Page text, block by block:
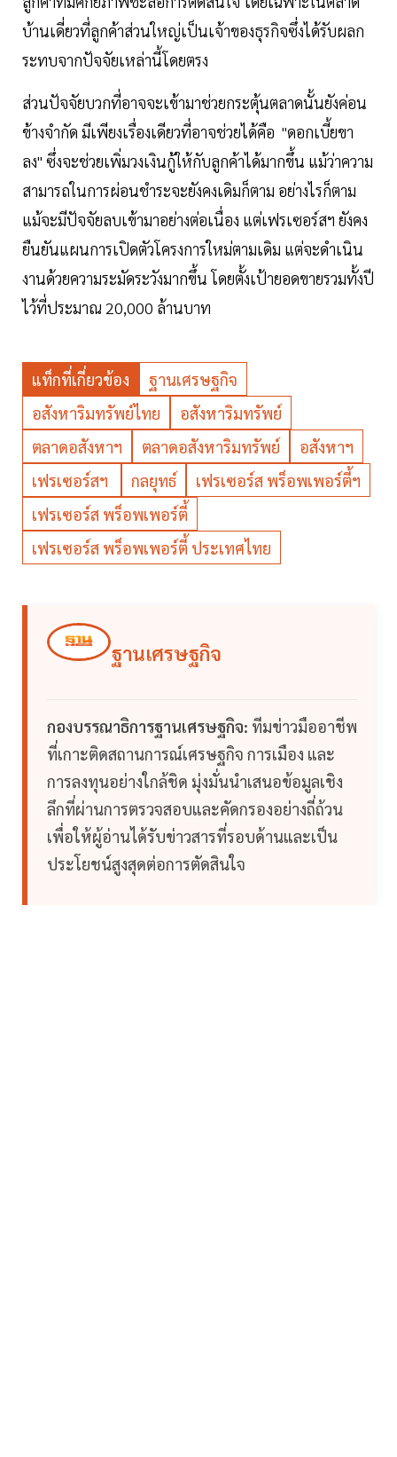
บ้านเดี่ยวที่ลูกค้าส่วนใหญ่เป็นเจ้าของธุรกิจซึ่งได้รับผลก
ระทบจากปัจจัยเหล่านี้โดยตรง
ส่วนปัจจัยบวกที่อาจจะเข้ามาช่วยกระตุ้นตลาดนั้นยังค่อน
ข้างจำกัด มีเพียงเรื่องเดียวที่อาจช่วยได้คือ "ดอกเบี้ยขา
ลง" ซึ่งจะช่วยเพิ่มวงเงินกู้ให้กับลูกค้าได้มากขึ้น แม้ว่าความ
สามารถในการผ่อนชำระจะยังคงเดิมก็ตาม อย่างไรก็ตาม
แม้จะมีปัจจัยลบเข้ามาอย่างต่อเนื่อง แต่เฟรเซอร์สฯ ยังคง
ยืนยันแผนการเปิดตัวโครงการใหม่ตามเดิม แต่จะดำเนิน
งานด้วยความระมัดระวังมากขึ้น โดยตั้งเป้ายอดขายรวมทั้งปี
ไว้ที่ประมาณ 20,000 ล้านบาท
แท็กที่เกี่ยวข้อง
ฐานเศรษฐกิจ
อสังหาริมทรัพย์ไทย
อสังหาริมทรัพย์
ตลาดอสังหาฯ
ตลาดอสังหาริมทรัพย์
อสังหาฯ
เฟรเซอร์สฯ
กลยุทธ์
เฟรเซอร์ส พร็อพเพอร์ตี้ฯ
เฟรเซอร์ส พร็อพเพอร์ตี้
เฟรเซอร์ส พร็อพเพอร์ตี้ ประเทศไทย
ฐานเศรษฐกิจ
กองบรรณาธิการฐานเศรษฐกิจ: ทีมข่าวมืออาชีพ
ที่เกาะติดสถานการณ์เศรษฐกิจ การเมือง และ
การลงทุนอย่างใกล้ชิด มุ่งมั่นนำเสนอข้อมูลเชิง
ลึกที่ผ่านการตรวจสอบและคัดกรองอย่างถี่ถ้วน
เพื่อให้ผู้อ่านได้รับข่าวสารที่รอบด้านและเป็น
ประโยชน์สูงสุดต่อการตัดสินใจ